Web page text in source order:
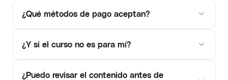
¿Qué métodos de pago aceptan?
¿Y si el curso no es para mí?
¿Puedo revisar el contenido antes de